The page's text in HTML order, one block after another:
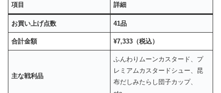
項目 詳細
お買い上げ点数 41品
合計金額 ¥7,333（税込）
主な戦利品
ふんわりムーンカスタード、プ
レミアムカスタードシュー、昆
布だしみたらし団子カップ、